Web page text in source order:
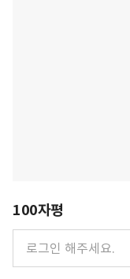
100자평